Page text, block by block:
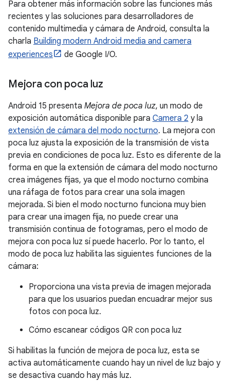
Para obtener más información sobre las funciones más
recientes y las soluciones para desarrolladores de
contenido multimedia y cámara de Android, consulta la
charla Building modern Android media and camera
experiences
de Google I/O.
Mejora con poca luz
Android 15 presenta Mejora de poca luz, un modo de
exposición automática disponible para Camera 2 y la
extensión de cámara del modo nocturno. La mejora con
poca luz ajusta la exposición de la transmisión de vista
previa en condiciones de poca luz. Esto es diferente de la
forma en que la extensión de cámara del modo nocturno
crea imágenes fijas, ya que el modo nocturno combina
una ráfaga de fotos para crear una sola imagen
mejorada. Si bien el modo nocturno funciona muy bien
para crear una imagen fija, no puede crear una
transmisión continua de fotogramas, pero el modo de
mejora con poca luz sí puede hacerlo. Por lo tanto, el
modo de poca luz habilita las siguientes funciones de la
cámara:
Proporciona una vista previa de imagen mejorada
para que los usuarios puedan encuadrar mejor sus
fotos con poca luz.
Cómo escanear códigos QR con poca luz
Si habilitas la función de mejora de poca luz, esta se
activa automáticamente cuando hay un nivel de luz bajo y
se desactiva cuando hay más luz.